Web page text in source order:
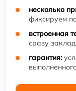
несколько
фиксируем
встроенная
сразу
гарантия: